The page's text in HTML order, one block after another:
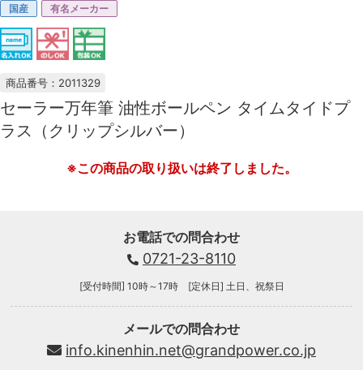
国産 有名メーカー
商品番号：2011329
セーラー万年筆 油性ボールペン タイムタイドプ
ラス（クリップシルバー）
※この商品の取り扱いは終了しました。
お電話での問合わせ
0721-23-8110
[受付時間] 10時～17時 [定休日] 土日、祝祭日
メールでの問合わせ
info.kinenhin.net@grandpower.co.jp